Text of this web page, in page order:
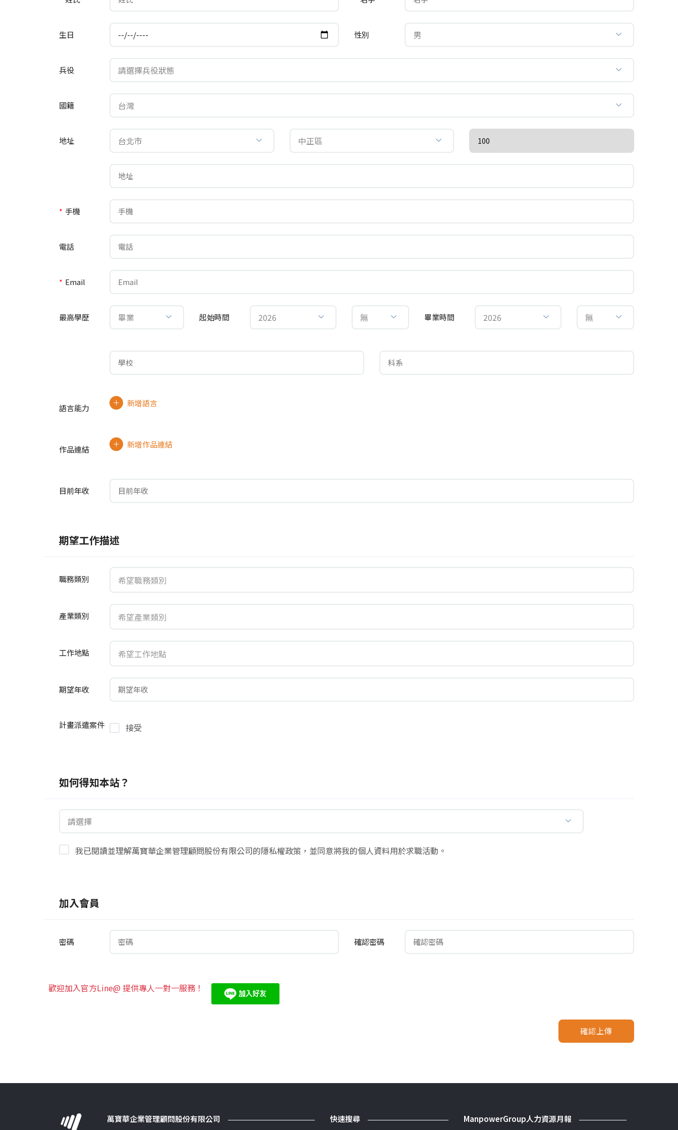
生日 性別 男
兵役 請選擇兵役狀態
國籍 台灣
地址 台北市 中正區
* 手機
電話
* Email
最高學歷 畢業 起始時間 2026 無 畢業時間 2026 無
語言能力 新增語言
作品連結 新增作品連結
目前年收
期望工作描述
職務類別
產業類別
工作地點
期望年收
計畫派遣案件 接受
如何得知本站？
請選擇
我已閱讀並理解萬寶華企業管理顧問股份有限公司的隱私權政策，並同意將我的個人資料用於求職活動。
加入會員
密碼 確認密碼
歡迎加入官方Line@ 提供專人一對一服務！
確認上傳
萬寶華企業管理顧問股份有限公司 快速搜尋 ManpowerGroup人力資源月報